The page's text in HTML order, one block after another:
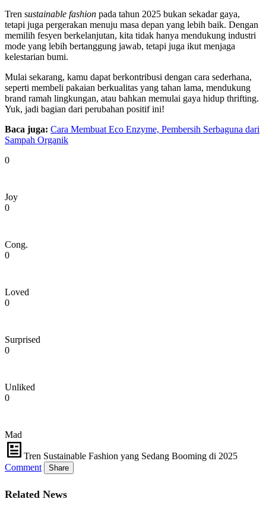
Tren sustainable fashion pada tahun 2025 bukan sekadar gaya,
tetapi juga pergerakan menuju masa depan yang lebih baik. Dengan
memilih fesyen berkelanjutan, kita tidak hanya mendukung industri
mode yang lebih bertanggung jawab, tetapi juga ikut menjaga
kelestarian bumi.
Mulai sekarang, kamu dapat berkontribusi dengan cara sederhana,
seperti membeli pakaian berkualitas yang tahan lama, mendukung
brand ramah lingkungan, atau bahkan memulai gaya hidup thrifting.
Yuk, jadi bagian dari perubahan positif ini!
Baca juga: Cara Membuat Eco Enzyme, Pembersih Serbaguna dari
Sampah Organik
0
Joy
0
Cong.
0
Loved
0
Surprised
0
Unliked
0
Mad
Tren Sustainable Fashion yang Sedang Booming di 2025
Comment
Share
Related News